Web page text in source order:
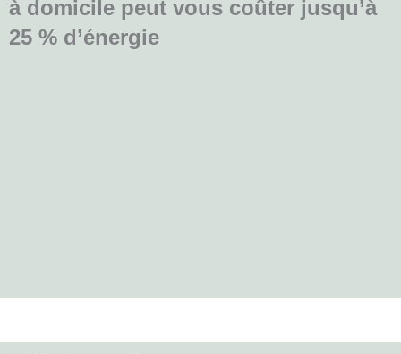
à domicile peut vous coûter jusqu’à
25 % d’énergie